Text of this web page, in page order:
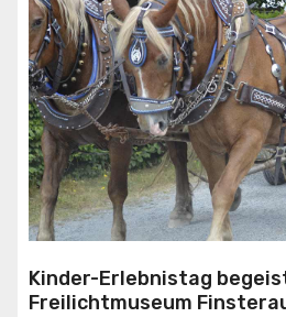
Kinder-Erlebnistag
Freilichtmuseum